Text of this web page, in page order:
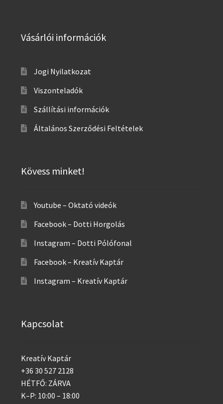
Vásárlói információk
Jogi Nyilatkozat
Viszonteladók
Szállítási információk
Általános Szerződési Feltételek
Kövess minket!
Youtube – Oktató videók
Facebook – Dotti Horgolás
Instagram – Dotti Pólófonal
Facebook – Kreatív Kaptár
Instagram – Kreatív Kaptár
Kapcsolat
Kreatív Kaptár
+36 30 527 2128
HÉTFŐ: ZÁRVA
K–P: 10:00 – 18:00